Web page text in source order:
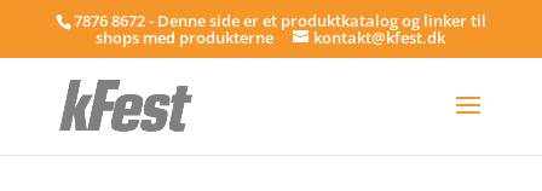
7876 8672 - Denne side er et produktkatalog og linker til
shops med produkterne kontakt@kfest.dk